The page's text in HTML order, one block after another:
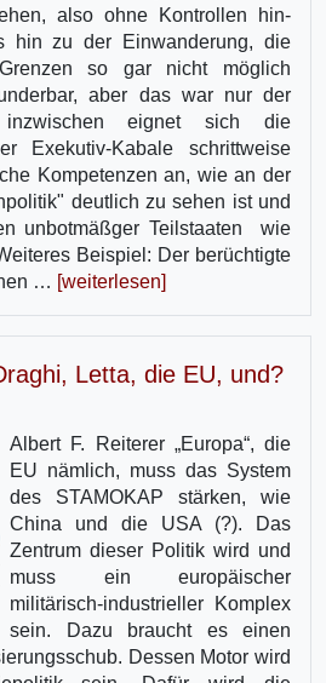
also ohne Kontrollen hin-
hin zu der Einwanderung, die
so gar nicht möglich
aber das war nur der
inzwischen eignet sich die
Exekutiv-Kabale schrittweise
Kompetenzen an, wie an der
deutlich zu sehen ist und
unbotmäßger Teilstaaten wie
Beispiel: Der berüchtigte
… [weiterlesen]
Letta, die EU, und?
Albert F. Reiterer „Europa“, die
EU nämlich, muss das System
des STAMOKAP stärken, wie
China und die USA (?). Das
Zentrum dieser Politik wird und
muss ein europäischer
militärisch-industrieller Komplex
sein. Dazu braucht es einen
Dessen Motor wird